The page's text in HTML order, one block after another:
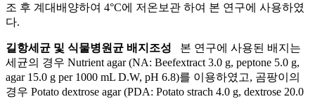
조 후 계대배양하여 4°C에 저온보관 하여 본 연구에 사용하였
다.
길항세균 및 식물병원균 배지조성
본 연구에 사용된 배지는
세균의 경우 Nutrient agar (NA: Beefextract 3.0 g, peptone 5.0 g,
agar 15.0 g per 1000 mL D.W, pH 6.8)를 이용하였고, 곰팡이의
경우 Potato dextrose agar (PDA: Potato strach 4.0 g, dextrose 20.0